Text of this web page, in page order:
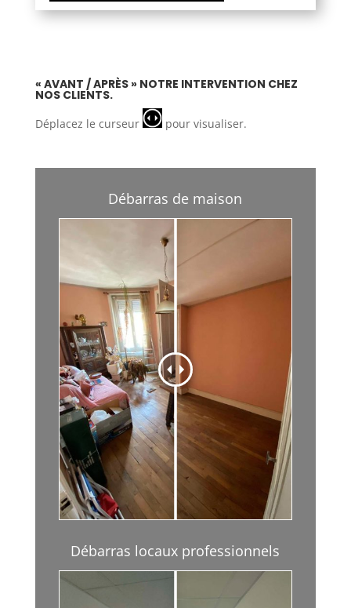
« AVANT / APRÈS » NOTRE INTERVENTION CHEZ
NOS CLIENTS.
Déplacez le curseur pour visualiser.
Débarras de maison
Débarras locaux professionnels